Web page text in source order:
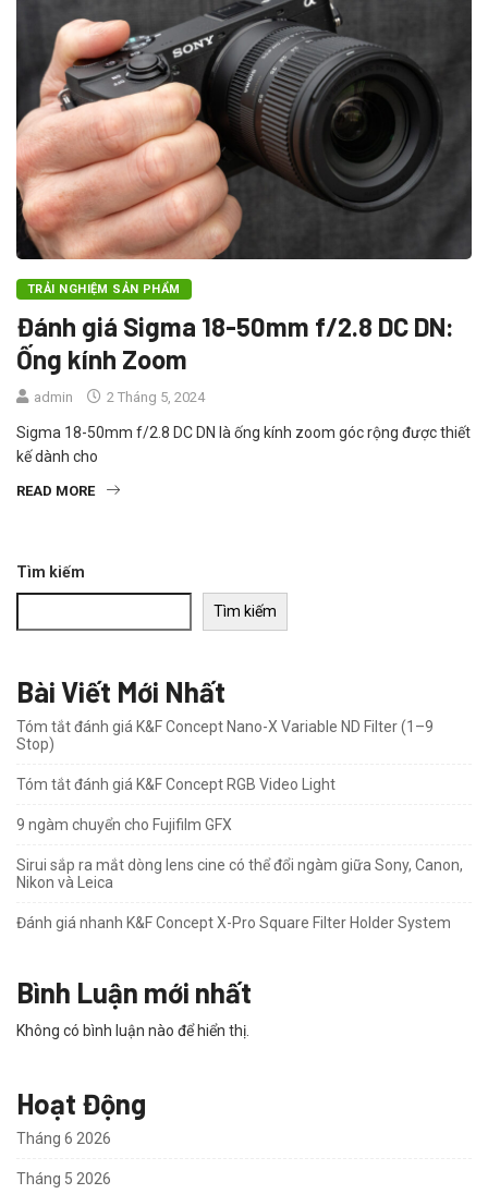
TRẢI NGHIỆM SẢN PHẨM
Đánh giá Sigma 18-50mm f/2.8 DC DN:
Ống kính Zoom
admin 2 Tháng 5, 2024
Sigma 18-50mm f/2.8 DC DN là ống kính zoom góc rộng được thiết
kế dành cho
READ MORE
Tìm kiếm
Tìm kiếm
Bài Viết Mới Nhất
Tóm tắt đánh giá K&F Concept Nano-X Variable ND Filter (1–9
Stop)
Tóm tắt đánh giá K&F Concept RGB Video Light
9 ngàm chuyển cho Fujifilm GFX
Sirui sắp ra mắt dòng lens cine có thể đổi ngàm giữa Sony, Canon,
Nikon và Leica
Đánh giá nhanh K&F Concept X-Pro Square Filter Holder System
Bình Luận mới nhất
Không có bình luận nào để hiển thị.
Hoạt Động
Tháng 6 2026
Tháng 5 2026